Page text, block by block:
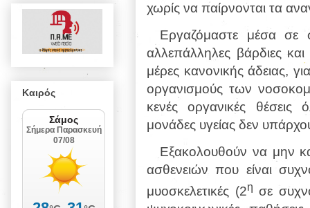
χωρίς να παίρνονται τα
Εργαζόμαστε μέσα σε
αλλεπάλληλες βάρδιες
μέρες κανονικής άδειας,
οργανισμούς των
κενές οργανικές θέσεις
μονάδες υγείας δεν
Εξακολουθούν να μην
ασθενειών που είναι
μυοσκελετικές (2η σε
Καιρός